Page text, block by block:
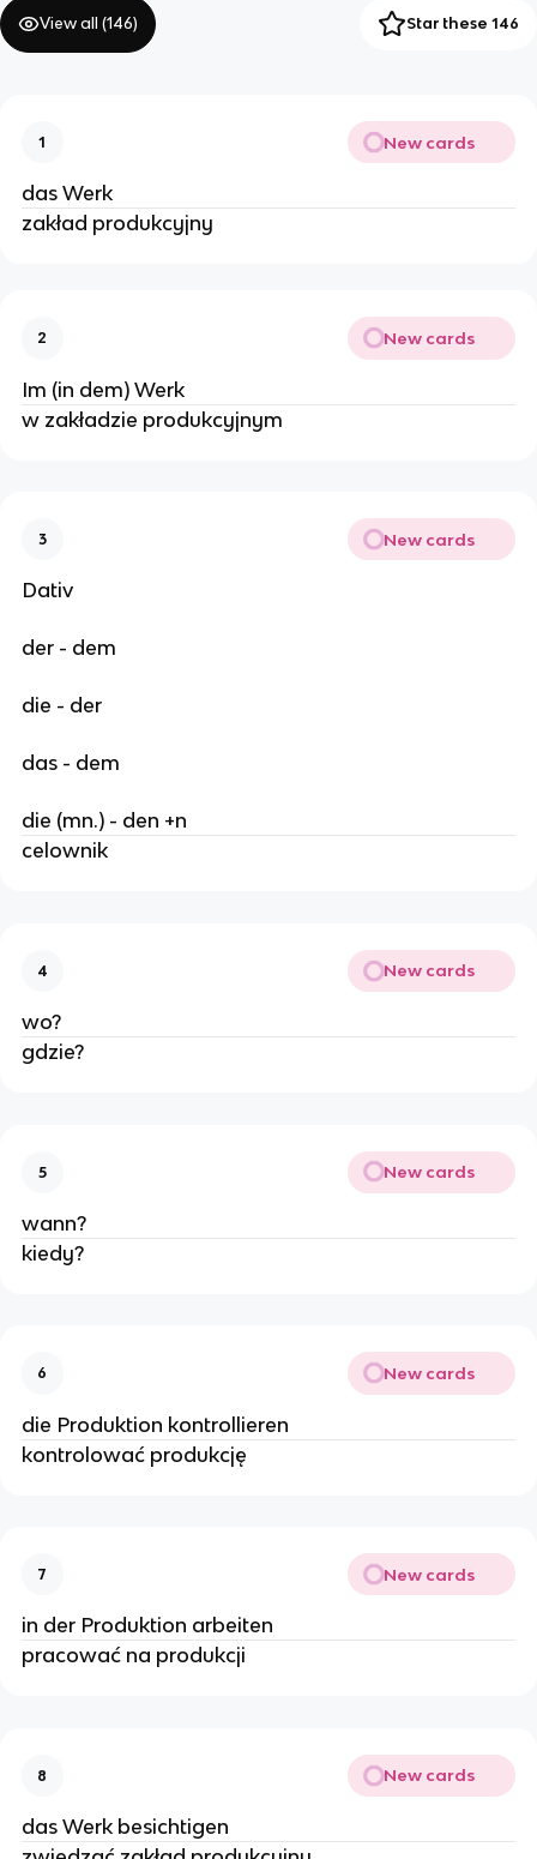
View all (146) Star these 146
1 New cards
das Werk
zakład produkcyjny
2 New cards
Im (in dem) Werk
w zakładzie produkcyjnym
3 New cards
Dativ
der - dem
die - der
das - dem
die (mn.) - den +n
celownik
4 New cards
wo?
gdzie?
5 New cards
wann?
kiedy?
6 New cards
die Produktion kontrollieren
kontrolować produkcję
7 New cards
in der Produktion arbeiten
pracować na produkcji
8 New cards
das Werk besichtigen